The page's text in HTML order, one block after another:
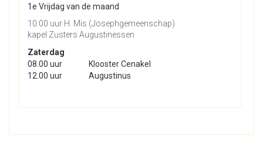
1e Vrijdag van de maand
10.00 uur H. Mis (Josephgemeenschap)
kapel Zusters Augustinessen
Zaterdag
08.00 uur
Klooster Cenakel
12.00 uur
Augustinus